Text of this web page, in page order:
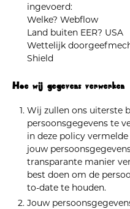
ingevoerd:
Welke? Webflow
Land buiten EER? USA
Wettelijk
Shield
Hoe wij gegevens verwerken
Wij zullen ons uiterste
persoonsgegevens te
in deze policy
jouw
transparante manier
best doen om de
to-date te houden.
Jouw